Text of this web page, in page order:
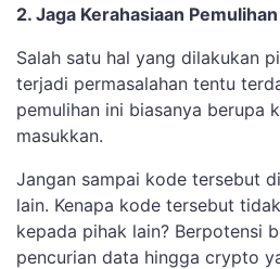
2. Jaga Kerahasiaan Pemulihan
Salah satu hal yang dilakukan
terjadi permasalahan tentu
pemulihan ini biasanya berupa
masukkan.
Jangan sampai kode tersebut
lain. Kenapa kode tersebut
kepada pihak lain? Berpotensi
pencurian data hingga crypto